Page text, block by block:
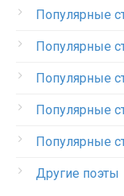
Популярные
Популярные
Популярные
Популярные
Популярные
Другие поэты